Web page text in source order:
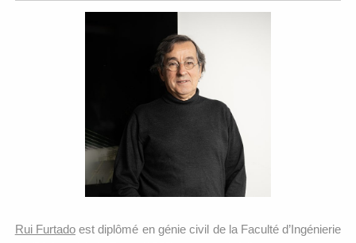
Rui Furtadoest diplômé en génie civil de la Faculté d’Ingénierie